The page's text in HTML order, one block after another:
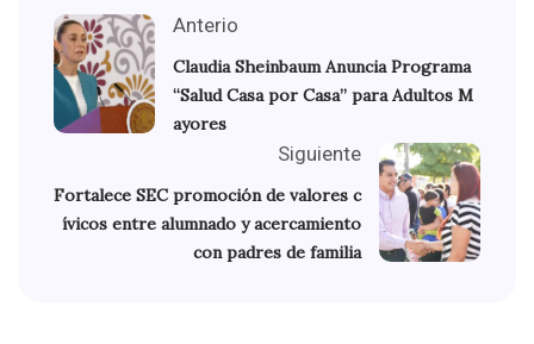
Anterio
Claudia Sheinbaum Anuncia Programa
“Salud Casa por Casa” para Adultos M
ayores
Siguiente
Fortalece SEC promoción de valores c
ívicos entre alumnado y acercamiento
con padres de familia